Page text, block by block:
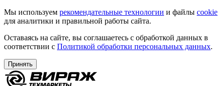
Мы используем рекомендательные технологии и файлы cookie
для аналитики и правильной работы сайта.
Оставаясь на сайте, вы соглашаетесь с обработкой данных в
соответствии с Политикой обработки персональных данных.
Принять